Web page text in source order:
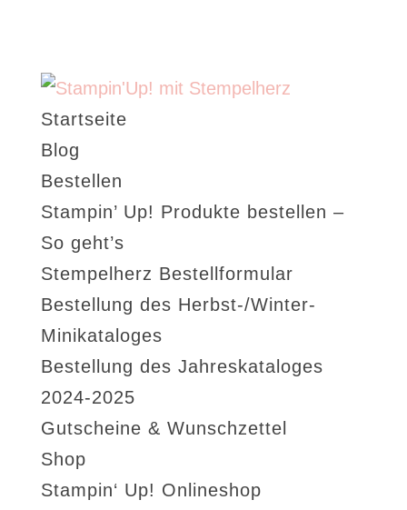
Startseite
Blog
Bestellen
Stampin’ Up! Produkte bestellen –
So geht’s
Stempelherz Bestellformular
Bestellung des Herbst-/Winter-
Minikataloges
Bestellung des Jahreskataloges
2024-2025
Gutscheine & Wunschzettel
Shop
Stampin‘ Up! Onlineshop